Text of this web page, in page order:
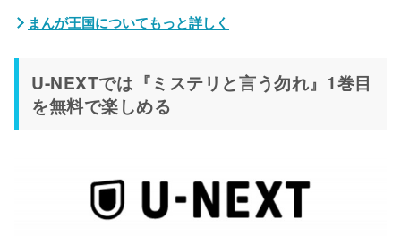
まんが王国についてもっと詳しく
U-NEXTでは『ミステリと言う勿れ』1巻目
を無料で楽しめる